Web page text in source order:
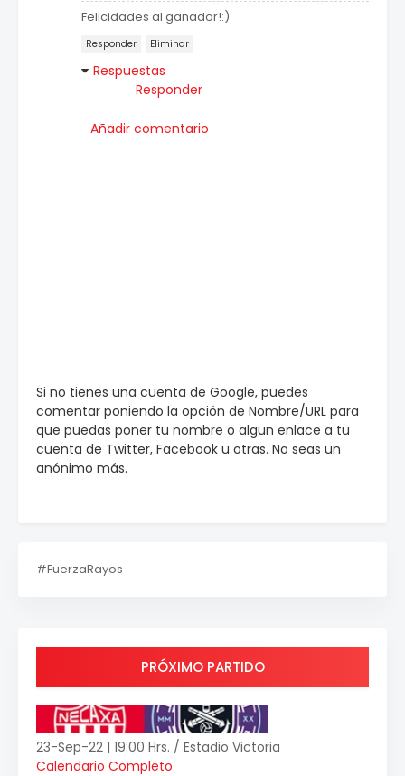
Felicidades al ganador!:)
Responder Eliminar
Respuestas
Responder
Añadir comentario
Si no tienes una cuenta de Google, puedes
comentar poniendo la opción de Nombre/URL para
que puedas poner tu nombre o algun enlace a tu
cuenta de Twitter, Facebook u otras. No seas un
anónimo más.
#FuerzaRayos
PRÓXIMO PARTIDO
23-Sep-22 | 19:00 Hrs. / Estadio Victoria
Calendario Completo